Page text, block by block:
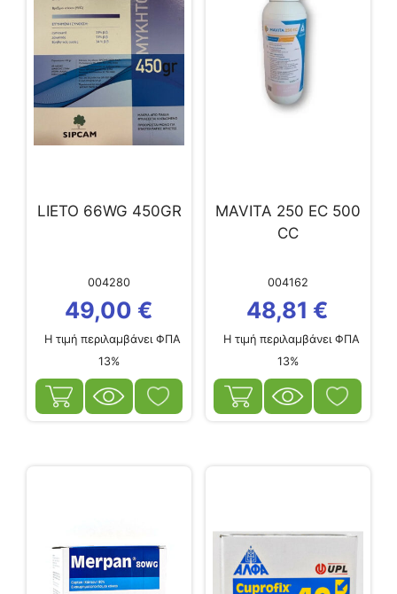
LIETO 66WG 450GR
004280
49,00 €
Η τιμή περιλαμβάνει ΦΠΑ
13%
MAVITA 250 EC 500
CC
004162
48,81 €
Η τιμή περιλαμβάνει ΦΠΑ
13%